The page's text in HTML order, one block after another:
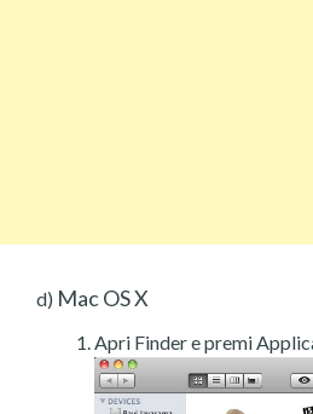
d) Mac OS X
Apri Finder e premi